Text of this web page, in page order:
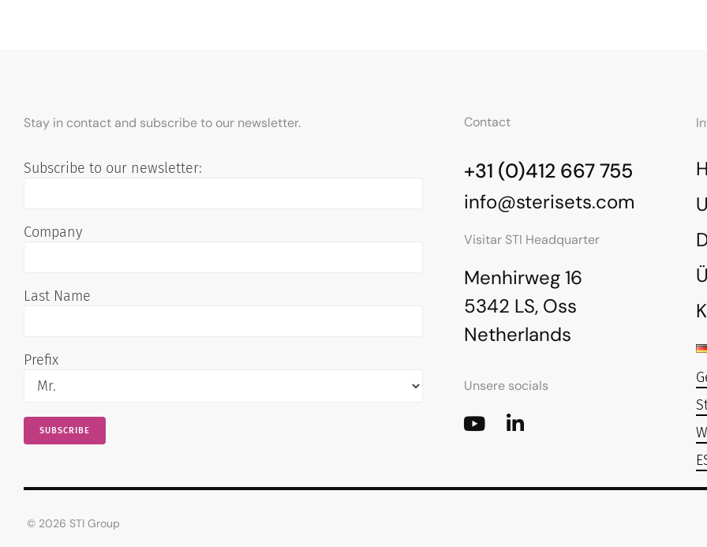
Stay in contact and subscribe to our newsletter.
Subscribe to our newsletter:
Company
Last Name
Prefix
Contact
+31 (0)412 667 755
info@sterisets.com
Visitar STI Headquarter
Menhirweg 16
5342 LS, Oss
Netherlands
Unsere socials
© 2026 STI Group